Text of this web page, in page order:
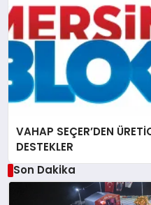
VAHAP SEÇER’DEN ÜRETİCİYE
DESTEKLER
Son Dakika